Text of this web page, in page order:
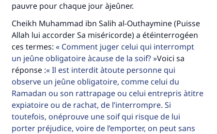
pauvre pour chaque jour àjeûner.
Cheikh Muhammad ibn Salih al-Outhaymine (Puisse
Allah lui accorder Sa miséricorde) a étéinterrogéen
ces termes:
Comment juger celui qui interrompt
un jeûne obligatoire àcause de la soif? Voici sa
réponse : Il est interdit àtoute personne qui
observe un jeûne obligatoire, comme celui du
Ramadan ou son rattrapage ou celui entrepris àtitre
expiatoire ou de rachat, de l’interrompre. Si
toutefois, onéprouve une soif qui risque de lui
porter préjudice, voire de l’emporter, on peut sans
Faites une différence dans la vie de
millions de personnes grâce à votre
contribution
Aidez nous à apporter des réponses.
Le Messager d'Allah (Paix sur lui) a dit:
"Celui qui indique une bonne action obtient la
même récompense que celui qui le fait."
(MOUSLIM 1893)